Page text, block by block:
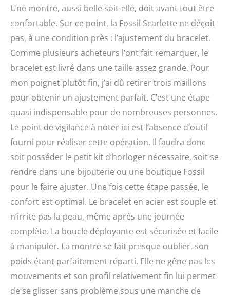
Une montre, aussi belle soit-elle, doit avant tout être
confortable. Sur ce point, la Fossil Scarlette ne déçoit
pas, à une condition près : l’ajustement du bracelet.
Comme plusieurs acheteurs l’ont fait remarquer, le
bracelet est livré dans une taille assez grande. Pour
mon poignet plutôt fin, j’ai dû retirer trois maillons
pour obtenir un ajustement parfait. C’est une étape
quasi indispensable pour de nombreuses personnes.
Le point de vigilance à noter ici est l’absence d’outil
fourni pour réaliser cette opération. Il faudra donc
soit posséder le petit kit d’horloger nécessaire, soit se
rendre dans une bijouterie ou une boutique Fossil
pour le faire ajuster. Une fois cette étape passée, le
confort est optimal. Le bracelet en acier est souple et
n’irrite pas la peau, même après une journée
complète. La boucle déployante est sécurisée et facile
à manipuler. La montre se fait presque oublier, son
poids étant parfaitement réparti. Elle ne gêne pas les
mouvements et son profil relativement fin lui permet
de se glisser sans problème sous une manche de